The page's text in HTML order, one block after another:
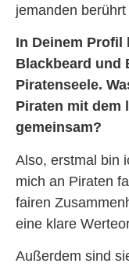
jemanden
In Deinem Profil
Blackbeard und
Piratenseele.
Piraten mit dem
gemeinsam?
Also, erstmal bin
mich an Piraten
fairen
eine klare
Außerdem sind